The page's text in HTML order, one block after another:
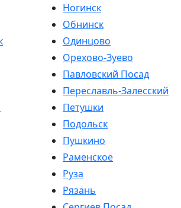
Ногинск
Обнинск
Одинцово
Орехово-Зуево
Павловский Посад
Переславль-Залесский
Петушки
Подольск
Пушкино
Раменское
Руза
Рязань